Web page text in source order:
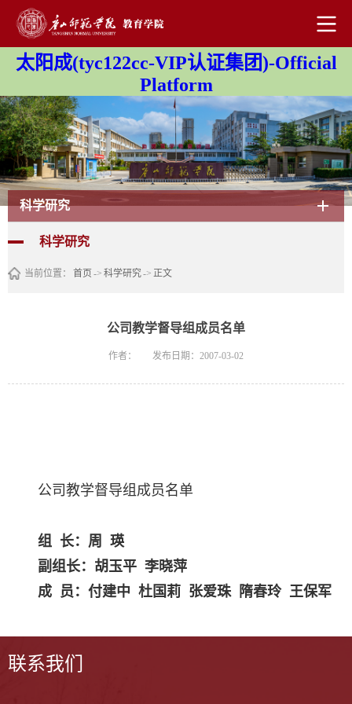
太阳成(tyc122cc-VIP认证集团)-Official
Platform
科学研究
科学研究
当前位置： 首页 -> 科学研究-> 正文
公司教学督导组成员名单
作者： 发布日期：2007-03-02
公司教学督导组成员名单
组 长：周
瑛
副组长：胡玉平 李晓萍
成 员： 付建中 杜国莉 张爱珠 隋春玲 王保军
联系我们